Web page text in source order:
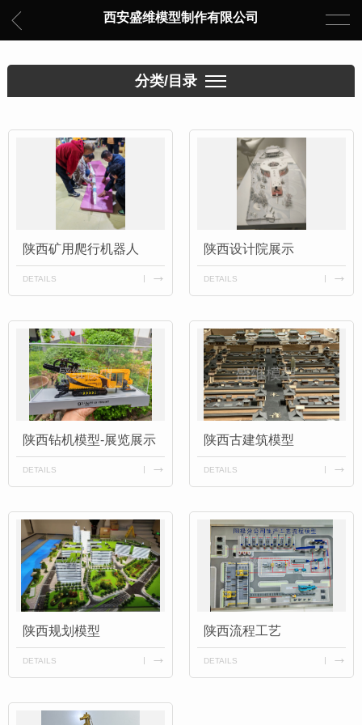
西安盛维模型制作有限公司
分类/目录
陕西矿用爬行机器人
DETAILS
陕西设计院展示
DETAILS
陕西钻机模型-展览展示
DETAILS
陕西古建筑模型
DETAILS
陕西规划模型
DETAILS
陕西流程工艺
DETAILS